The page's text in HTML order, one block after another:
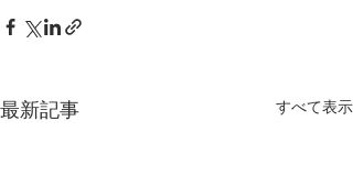
最新記事 すべて表示